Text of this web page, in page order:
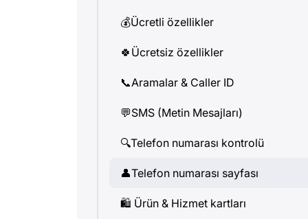
💰Ücretli özellikler
🍀 Ücretsiz özellikler
📞Aramalar & Caller ID
💬SMS (Metin Mesajları)
🔍Telefon numarası kontrolü
👤Telefon numarası sayfası
🛍 ️ Ürün & Hizmet kartları